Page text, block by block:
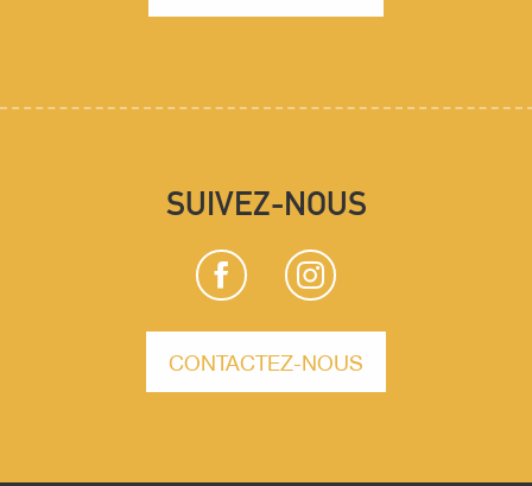
SUIVEZ-NOUS
CONTACTEZ-NOUS